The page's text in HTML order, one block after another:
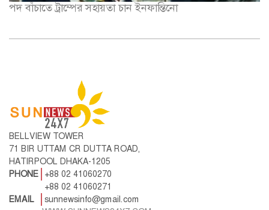
পদ বাঁচাতে ট্রাম্পের সহায়তা চান ইনফান্তিনো
BELLVIEW TOWER
71 BIR UTTAM CR DUTTA ROAD,
HATIRPOOL DHAKA-1205
PHONE
+88 02 41060270
+88 02 41060271
EMAIL
sunnewsinfo@gmail.com